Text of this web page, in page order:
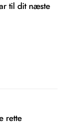
til dit næste
rette